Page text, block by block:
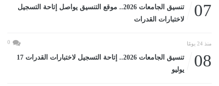
07
تنسيق الجامعات 2026.. موقع التنسيق يواصل إتاحة التسجيل
لاختبارات القدرات
منذ 24 يومًا 0
08
تنسيق الجامعات 2026.. إتاحة التسجيل لاختبارات القدرات 17
يوليو